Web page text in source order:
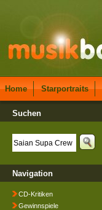
Home Starportraits
Suchen
Navigation
CD-Kritiken
Gewinnspiele